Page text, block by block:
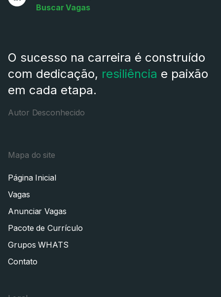
Buscar Vagas
O sucesso na carreira é construído
com dedicação, resiliência e paixão
em cada etapa.
Autor Desconhecido
Mapa do site
Página Inicial
Vagas
Anunciar Vagas
Pacote de Currículo
Grupos WHATS
Contato